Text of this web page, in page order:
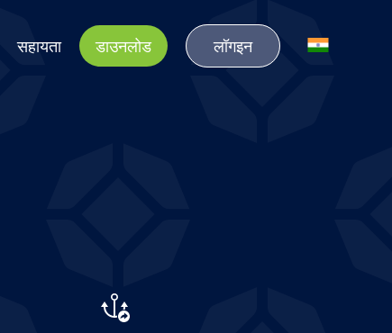
सहायता डाउनलोड लॉगइन